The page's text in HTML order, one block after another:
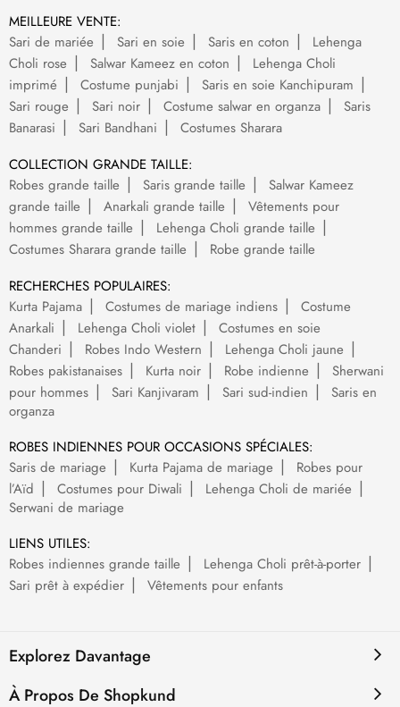
MEILLEURE VENTE:
Sari de mariée
Sari en soie Saris en coton
Lehenga
Choli rose
Salwar Kameez en coton
Lehenga Choli
imprimé
Costume punjabi
Saris en soie Kanchipuram
Sari rouge
Sari noir Costume salwar en organza
Saris
Banarasi
Sari Bandhani
Costumes Sharara
COLLECTION GRANDE TAILLE:
Robes grande taille
Saris grande taille
Salwar Kameez
grande taille
Anarkali grande taille
Vêtements pour
hommes grande taille
Lehenga Choli grande taille
Costumes Sharara grande taille
Robe grande taille
RECHERCHES POPULAIRES:
Kurta Pajama
Costumes de mariage indiens
Costume
Anarkali
Lehenga Choli violet
Costumes en soie
Chanderi
Robes Indo Western
Lehenga Choli jaune
Robes pakistanaises
Kurta noir Robe indienne
Sherwani
pour hommes
Sari Kanjivaram Sari sud-indien
Saris en
organza
ROBES INDIENNES POUR OCCASIONS SPÉCIALES:
Saris de mariage
Kurta Pajama de mariage
Robes pour
l’Aïd
Costumes pour Diwali
Lehenga Choli de mariée
Serwani de mariage
LIENS UTILES:
Robes indiennes grande taille
Lehenga Choli prêt-à-porter
Sari prêt à expédier
Vêtements pour enfants
Explorez Davantage
À Propos De Shopkund